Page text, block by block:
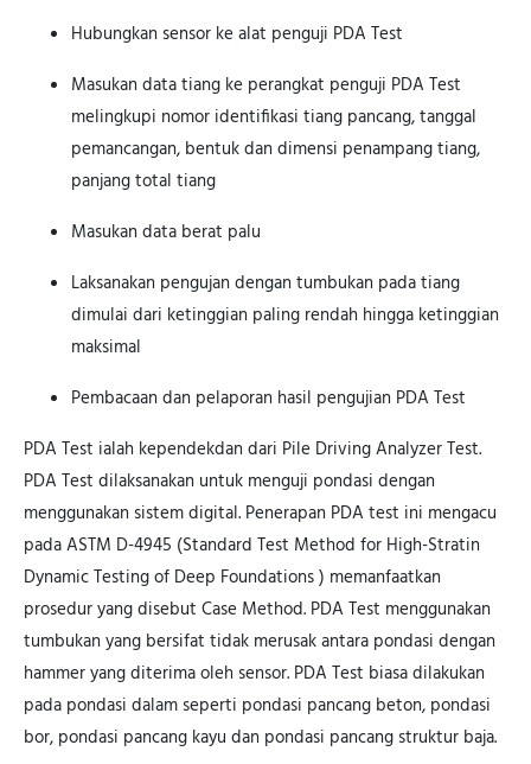
Hubungkan sensor ke alat penguji PDA Test
Masukan data tiang ke perangkat penguji PDA Test
melingkupi nomor identifikasi tiang pancang, tanggal
pemancangan, bentuk dan dimensi penampang tiang,
panjang total tiang
Masukan data berat palu
Laksanakan pengujan dengan tumbukan pada tiang
dimulai dari ketinggian paling rendah hingga ketinggian
maksimal
Pembacaan dan pelaporan hasil pengujian PDA Test
PDA Test ialah kependekdan dari Pile Driving Analyzer Test.
PDA Test dilaksanakan untuk menguji pondasi dengan
menggunakan sistem digital. Penerapan PDA test ini mengacu
pada ASTM D-4945 (Standard Test Method for High-Stratin
Dynamic Testing of Deep Foundations ) memanfaatkan
prosedur yang disebut Case Method. PDA Test menggunakan
tumbukan yang bersifat tidak merusak antara pondasi dengan
hammer yang diterima oleh sensor. PDA Test biasa dilakukan
pada pondasi dalam seperti pondasi pancang beton, pondasi
bor, pondasi pancang kayu dan pondasi pancang struktur baja.